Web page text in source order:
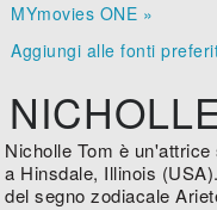
MYmovies ONE »
Aggiungi alle fonti
Nicholle Tom è
a Hinsdale, Illinois
del segno zodiacale